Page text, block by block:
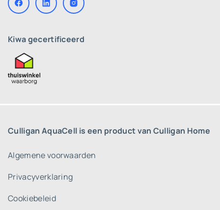
Kiwa gecertificeerd
Culligan AquaCell is een product van Culligan Home
Algemene voorwaarden
Privacyverklaring
Cookiebeleid